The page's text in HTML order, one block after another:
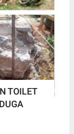
TOILET